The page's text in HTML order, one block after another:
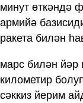
минут өткәндә
армийә
ракета билән
марс билән йәр
километир
сәккиз йерим